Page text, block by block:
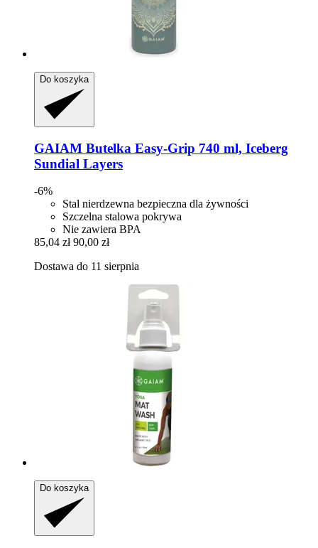
Do koszyka
GAIAM Butelka Easy-​Grip 740 ml, Iceberg
Sundial Layers
-6%
Stal nierdzewna bezpieczna dla żywności
Szczelna stalowa pokrywa
Nie zawiera BPA
85,04 zł 90,00 zł
Dostawa do 11 sierpnia
Do koszyka